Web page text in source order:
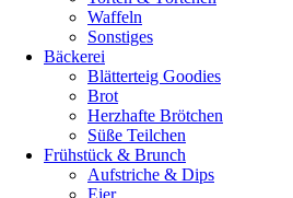
Waffeln
Sonstiges
Bäckerei
Blätterteig Goodies
Brot
Herzhafte Brötchen
Süße Teilchen
Frühstück & Brunch
Aufstriche & Dips
Eier